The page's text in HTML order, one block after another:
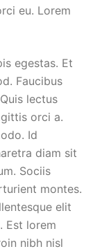
eu. Lorem
egestas. Et
Faucibus
lectus
orci a.
Id
diam sit
Sociis
montes.
elit
Est lorem
nibh nisl